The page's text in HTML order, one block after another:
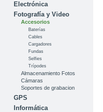
Electrónica
Fotografía y Video
Accesorios
Baterías
Cables
Cargadores
Fundas
Selfies
Trípodes
Almacenamiento Fotos
Cámaras
Soportes de grabacion
GPS
Informática